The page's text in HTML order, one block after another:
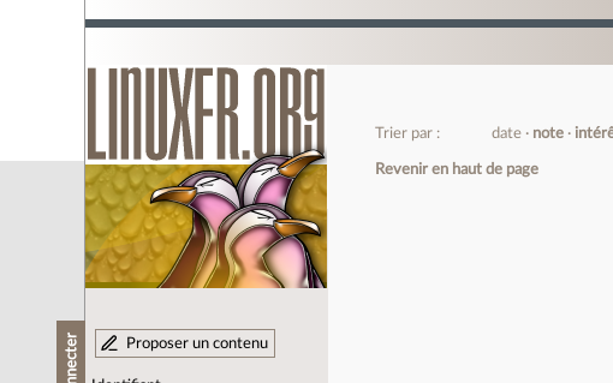
Proposer un contenu
Trier par : date note
Revenir en haut de page